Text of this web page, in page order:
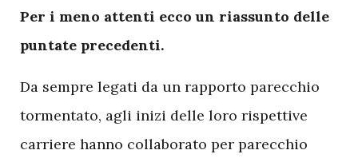
Per i meno attenti ecco un riassunto delle
puntate precedenti.
Da sempre legati da un rapporto parecchio
tormentato, agli inizi delle loro rispettive
carriere hanno collaborato per parecchio